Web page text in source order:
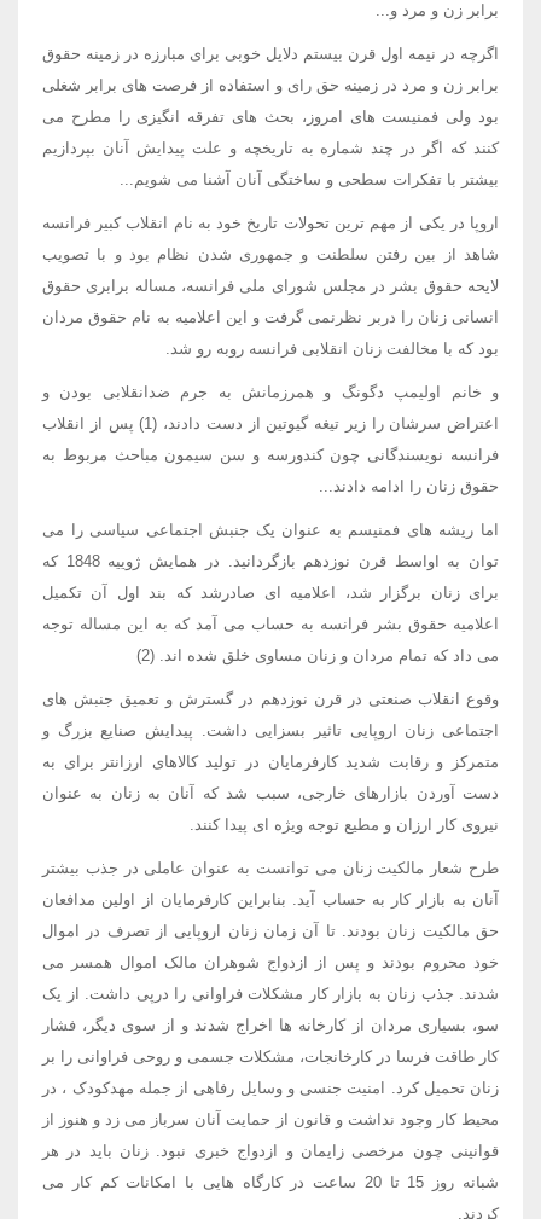
برابر زن و مرد و...
اگرچه در نیمه اول قرن بیستم دلایل خوبی برای مبارزه در زمینه حقوق
برابر زن و مرد در زمینه حق رای و استفاده از فرصت های برابر شغلی
بود ولی فمنیست های امروز، بحث های تفرقه انگیزی را مطرح می
کنند که اگر در چند شماره به تاریخچه و علت پیدایش آنان بپردازیم
بیشتر با تفکرات سطحی و ساختگی آنان آشنا می شویم...
اروپا در یکی از مهم ترین تحولات تاریخ خود به نام انقلاب کبیر فرانسه
شاهد از بین رفتن سلطنت و جمهوری شدن نظام بود و با تصویب
لایحه حقوق بشر در مجلس شورای ملی فرانسه، مساله برابری حقوق
انسانی زنان را دربر نظرنمی گرفت و این اعلامیه به نام حقوق مردان
بود که با مخالفت زنان انقلابی فرانسه روبه رو شد.
و خانم اولیمپ دگونگ و همرزمانش به جرم ضدانقلابی بودن و
اعتراض سرشان را زیر تیغه گیوتین از دست دادند، (1) پس از انقلاب
فرانسه نویسندگانی چون کندورسه و سن سیمون مباحث مربوط به
حقوق زنان را ادامه دادند...
اما ریشه های فمنیسم به عنوان یک جنبش اجتماعی سیاسی را می
توان به اواسط قرن نوزدهم بازگردانید. در همایش ژوییه 1848 که
برای زنان برگزار شد، اعلامیه ای صادرشد که بند اول آن تکمیل
اعلامیه حقوق بشر فرانسه به حساب می آمد که به این مساله توجه
می داد که تمام مردان و زنان مساوی خلق شده اند. (2)
وقوع انقلاب صنعتی در قرن نوزدهم در گسترش و تعمیق جنبش های
اجتماعی زنان اروپایی تاثیر بسزایی داشت. پیدایش صنایع بزرگ و
متمرکز و رقابت شدید کارفرمایان در تولید کالاهای ارزانتر برای به
دست آوردن بازارهای خارجی، سبب شد که آنان به زنان به عنوان
نیروی کار ارزان و مطیع توجه ویژه ای پیدا کنند.
طرح شعار مالکیت زنان می توانست به عنوان عاملی در جذب بیشتر
آنان به بازار کار به حساب آید. بنابراین کارفرمایان از اولین مدافعان
حق مالکیت زنان بودند. تا آن زمان زنان اروپایی از تصرف در اموال
خود محروم بودند و پس از ازدواج شوهران مالک اموال همسر می
شدند. جذب زنان به بازار کار مشکلات فراوانی را درپی داشت. از یک
سو، بسیاری مردان از کارخانه ها اخراج شدند و از سوی دیگر، فشار
کار طاقت فرسا در کارخانجات، مشکلات جسمی و روحی فراوانی را بر
زنان تحمیل کرد. امنیت جنسی و وسایل رفاهی از جمله مهدکودک ، در
محیط کار وجود نداشت و قانون از حمایت آنان سرباز می زد و هنوز از
قوانینی چون مرخصی زایمان و ازدواج خبری نبود. زنان باید در هر
شبانه روز 15 تا 20 ساعت در کارگاه هایی با امکانات کم کار می
کردند.